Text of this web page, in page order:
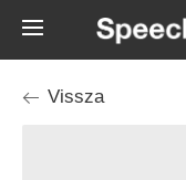
Vissza